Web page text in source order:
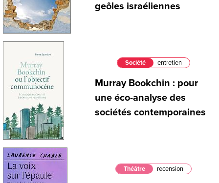
geôles israéliennes
Société entretien
Murray Bookchin : pour
une éco-analyse des
sociétés contemporaines
Théâtre recension